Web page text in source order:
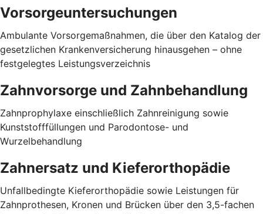
Vorsorgeuntersuchungen
Ambulante Vorsorgemaßnahmen, die über den Katalog der
gesetzlichen Krankenversicherung hinausgehen – ohne
festgelegtes Leistungsverzeichnis
Zahnvorsorge und Zahnbehandlung
Zahnprophylaxe einschließlich Zahnreinigung sowie
Kunststofffüllungen und Parodontose- und
Wurzelbehandlung
Zahnersatz und Kieferorthopädie
Unfallbedingte Kieferorthopädie sowie Leistungen für
Zahnprothesen, Kronen und Brücken über den 3,5-fachen